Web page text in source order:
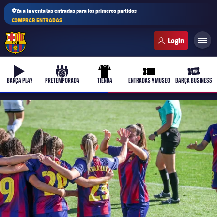
⚽Ya a la venta las entradas para los primeros partidos
COMPRAR ENTRADAS
b-play
BARÇA PLAY
culers-ball
PRETEMPORADA
uniform
TIENDA
ticket-full
ENTRADAS Y MUSEO
ticket-
BARÇA BUSINESS
PLUSICON
MÁS
Primer equipo
Femenino
plusicon
más
Actualidad
Barça Atlètic
plusicon
más